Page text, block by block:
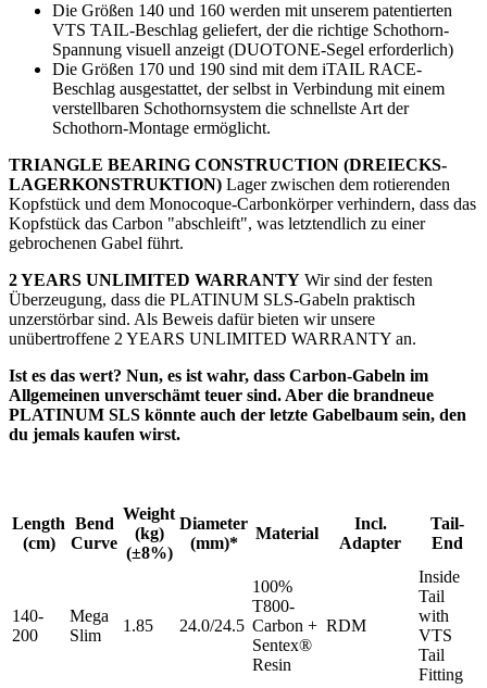
Die Größen 140 und 160 werden mit unserem patentierten
VTS TAIL-Beschlag geliefert, der die richtige Schothorn-
Spannung visuell anzeigt (DUOTONE-Segel erforderlich)
Die Größen 170 und 190 sind mit dem iTAIL RACE-
Beschlag ausgestattet, der selbst in Verbindung mit einem
verstellbaren Schothornsystem die schnellste Art der
Schothorn-Montage ermöglicht.
TRIANGLE BEARING CONSTRUCTION (DREIECKS-
LAGERKONSTRUKTION) Lager zwischen dem rotierenden
Kopfstück und dem Monocoque-Carbonkörper verhindern, dass das
Kopfstück das Carbon "abschleift", was letztendlich zu einer
gebrochenen Gabel führt.
2 YEARS UNLIMITED WARRANTY Wir sind der festen
Überzeugung, dass die PLATINUM SLS-Gabeln praktisch
unzerstörbar sind. Als Beweis dafür bieten wir unsere
unübertroffene 2 YEARS UNLIMITED WARRANTY an.
Ist es das wert? Nun, es ist wahr, dass Carbon-Gabeln im
Allgemeinen unverschämt teuer sind. Aber die brandneue
PLATINUM SLS könnte auch der letzte Gabelbaum sein, den
du jemals kaufen wirst.
Length
(cm)
Bend
Curve
Weight
(kg)
(±8%)
Diameter
(mm)*
Material
Incl.
Adapter
Tail-
End
140-
200
Mega
Slim
1.85 24.0/24.5
100%
T800-
Carbon +
Sentex®
Resin
RDM
Inside
Tail
with
VTS
Tail
Fitting